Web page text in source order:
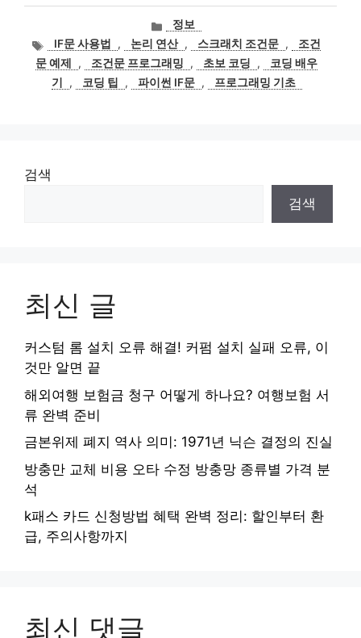
카
테
고
리
정보
태
그
IF문 사용법 , 논리 연산 , 스크래치 조건문 ,
조건
문 예제
, 조건문 프로그래밍 , 초보 코딩 ,
코딩 배우
기
, 코딩 팁 , 파이썬 IF문 , 프로그래밍 기초
검색
검색
최신 글
커스텀 롬 설치 오류 해결! 커펌 설치 실패 오류, 이
것만 알면 끝
해외여행 보험금 청구 어떻게 하나요? 여행보험 서
류 완벽 준비
금본위제 폐지 역사 의미: 1971년 닉슨 결정의 진실
방충만 교체 비용 오타 수정 방충망 종류별 가격 분
석
k패스 카드 신청방법 혜택 완벽 정리: 할인부터 환
급, 주의사항까지
최신 댓글